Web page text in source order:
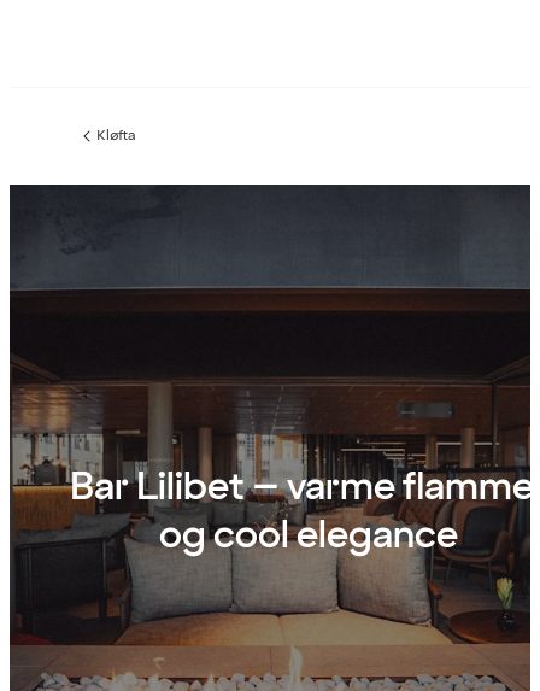
Forrige
:
Kløfta
Bar Lilibet – varme
og cool elegance